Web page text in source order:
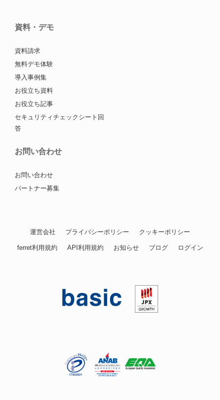
資料・デモ
資料請求
無料デモ体験
導入事例集
お役立ち資料
お役立ち記事
セキュリティチェックシート回
答
お問い合わせ
お問い合わせ
パートナー募集
運営会社 プライバシーポリシー クッキーポリシー
ferret利用規約 API利用規約 お知らせ ブログ ログイン